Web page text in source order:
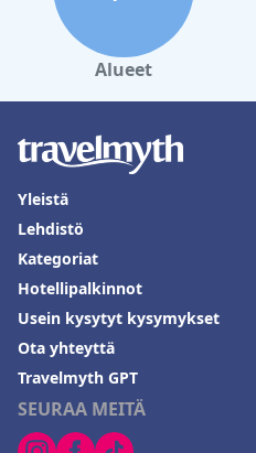
Alueet
SEURAA MEITÄ
Yleistä
Lehdistö
Kategoriat
Hotellipalkinnot
Usein kysytyt kysymykset
Ota yhteyttä
Travelmyth GPT